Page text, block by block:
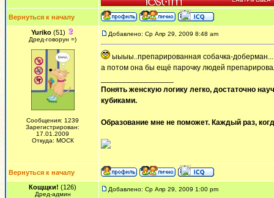
Вернуться к началу
Yuriko (51)
Дред-говорун =)
Сообщения: 1239
Зарегистрирован:
17.01.2009
Откуда: МОСК
Добавлено: Ср Апр 29, 2009 8:48 am
ыыыы..препарированная собачка-доберман...
а потом она бы ещё парочку людей
Понять женскую логику легко, достаточно
кубиками.
Образование мне не поможет. Каждый раз,
Вернуться к началу
Кощщки! (126)
Дред-админ
Добавлено: Ср Апр 29, 2009 1:00 pm